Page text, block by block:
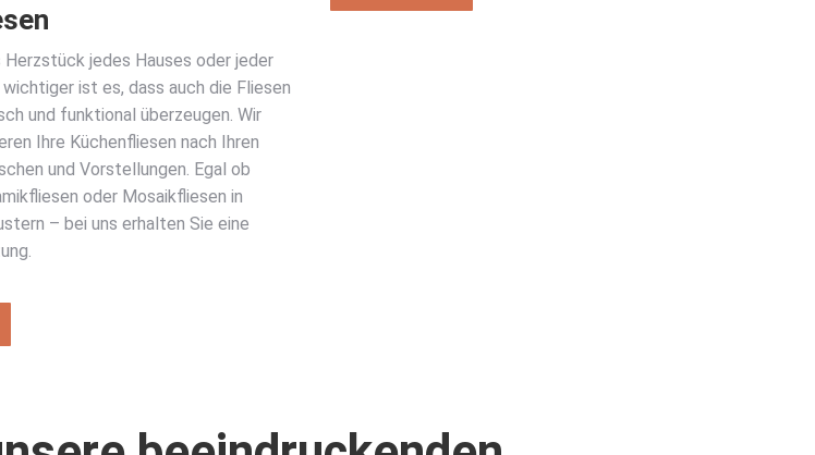
Herzstück jedes Hauses oder jeder
ist es, dass auch die Fliesen
und funktional überzeugen. Wir
Ihre Küchenfliesen nach Ihren
und Vorstellungen. Egal ob
oder Mosaikfliesen in
– bei uns erhalten Sie eine